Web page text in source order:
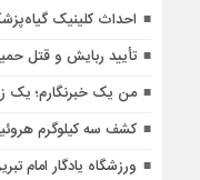
احداث کلینیک
تأیید ربایش و قتل
من یک خبرنگارم؛ یک
کشف سه کیلوگرم
ورزشگاه یادگار امام